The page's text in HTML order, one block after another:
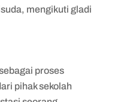
mengikuti gladi
proses
pihak sekolah